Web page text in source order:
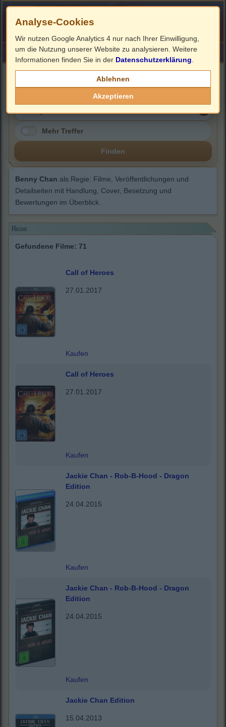
HOME ImpressumLinks
Mehr Treffer
Finden
Benny Chan als Regie: Filme, Veröffentlichungen und
Detailseiten mit Handlung, Cover, Besetzung und
Bewertungen im Überblick.
Regie
Gefundene Filme: 71
Call of Heroes
27.01.2017
Kaufen
Call of Heroes
27.01.2017
Kaufen
Jackie Chan - Rob-B-Hood - Dragon
Edition
24.04.2015
Kaufen
Jackie Chan - Rob-B-Hood - Dragon
Edition
24.04.2015
Kaufen
Jackie Chan Edition
15.04.2013
Analyse-Cookies
Wir nutzen Google Analytics 4 nur nach Ihrer Einwilligung,
um die Nutzung unserer Website zu analysieren. Weitere
Informationen finden Sie in der Datenschutzerklärung
Ablehnen
Akzeptieren